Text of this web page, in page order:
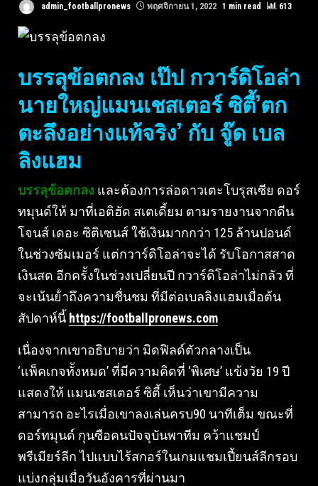
admin_footballpronews พฤศจิกายน 1, 2022 1 min read 613
บรรลุข้อตกลง เป๊ป กวาร์ดิโอล่า
นายใหญ่แมนเชสเตอร์ ซิตี้’ตก
ตะลึงอย่างแท้จริง’ กับ จู๊ด เบล
ลิงแฮม
บรรลุข้อตกลง และต้องการล่อดาวเตะโบรุสเซีย ดอร์
ทมุนด์ให้ มาที่เอติฮัด สเตเดี้ยม ตามรายงานจากดีน
โจนส์ เดอะ ซิติเซนส์ ใช้เงินมากกว่า 125 ล้านปอนด์
ในช่วงซัมเมอร์ แต่กวาร์ดิโอล่าจะได้ รับโอกาสสาด
เงินสด อีกครั้งในช่วงเปลี่ยนปี กวาร์ดิโอล่าไม่กลัว ที่
จะเน้นย้ําถึงความชื่นชม ที่มีต่อเบลลิงแฮมเมื่อต้น
สัปดาห์นี้ https://footballpronews.com
เนื่องจากเขาอธิบายว่า มิดฟิลด์ตัวกลางเป็น
‘แพ็คเกจทั้งหมด’ ที่มีความคิดที่ ‘พิเศษ’ แข้งวัย 19 ปี
แสดงให้ แมนเชสเตอร์ ซิตี้ เห็นว่าเขามีความ
สามารถ อะไรเมื่อเขาลงเล่นครบ90 นาทีเต็ม ขณะที่
ดอร์ทมุนด์ กุนซือคนปัจจุบันพาทีม คว้าแชมป์
พรีเมียร์ลีก ไปแบบไร้สกอร์ในเกมแชมเปี้ยนส์ลีกรอบ
แบ่งกลุ่มเมื่อวันอังคารที่ผ่านมา